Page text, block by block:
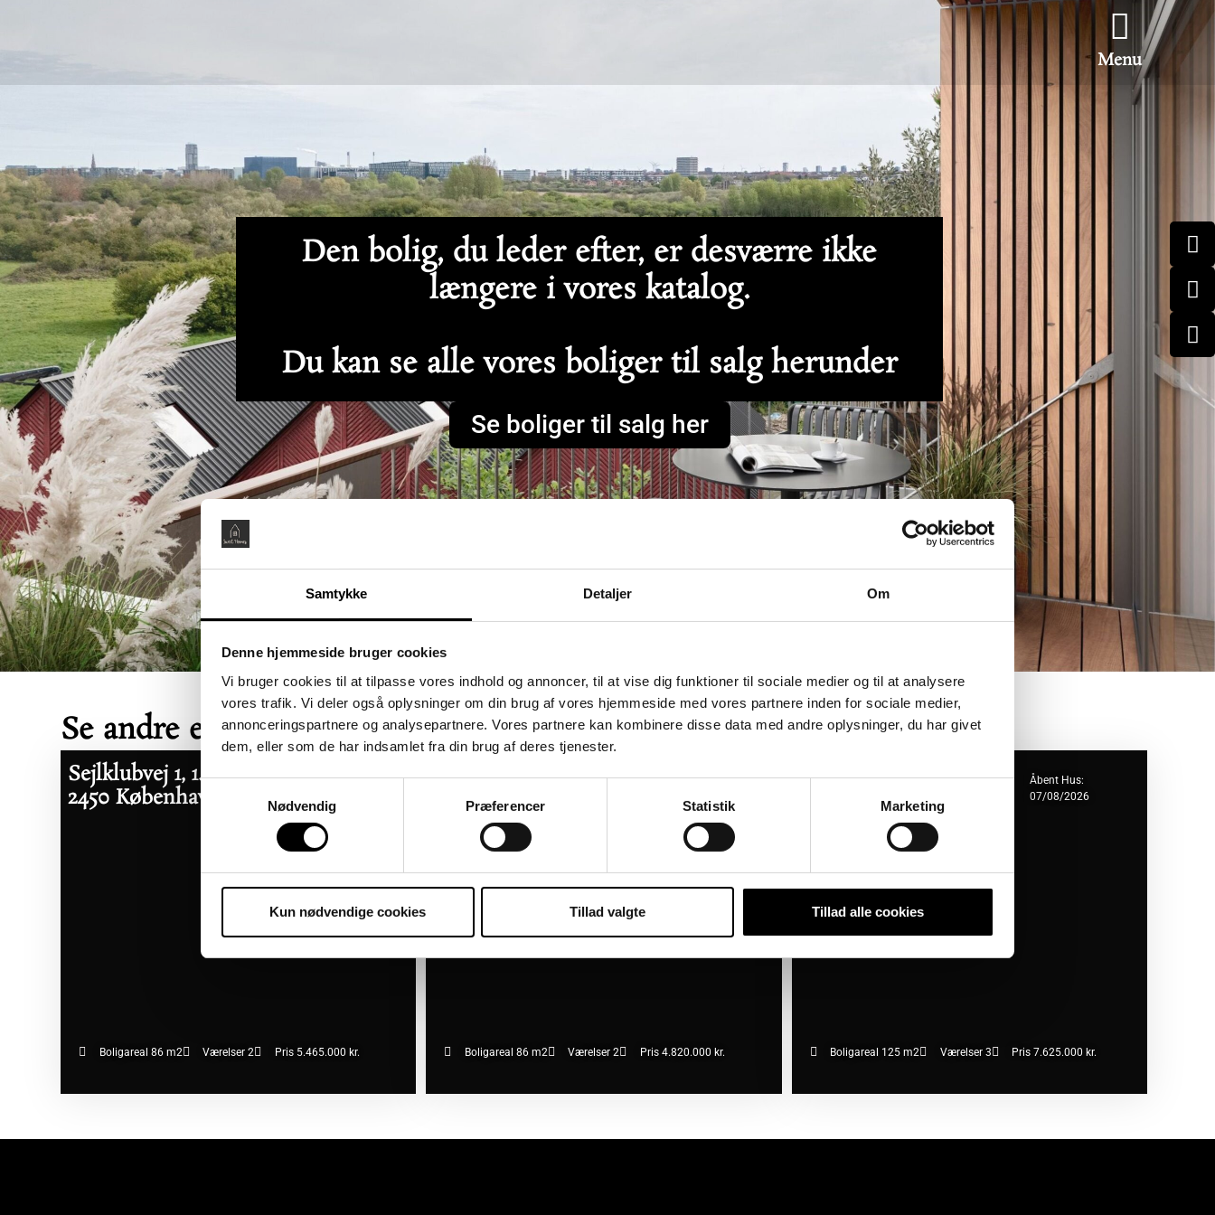
Samtykke Detaljer Om
Denne hjemmeside bruger cookies
Vi bruger cookies til at tilpasse vores indhold og annoncer, til at vise dig funktioner til sociale medier og til at analysere
vores trafik. Vi deler også oplysninger om din brug af vores hjemmeside med vores partnere inden for sociale medier,
annonceringspartnere og analysepartnere. Vores partnere kan kombinere disse data med andre oplysninger, du har givet
dem, eller som de har indsamlet fra din brug af deres tjenester.
Nødvendig
Præferencer Statistik Marketing
Kun nødvendige cookies Tillad valgte Tillad alle cookies
Menu
Den bolig, du leder efter, er desværre ikke
længere i vores katalog.
Du kan se alle vores boliger til salg herunder
Se boliger til salg her
Se andre ejerboliger her
Åbent Hus:
Sejlklubvej 1, 1. tv
2450 København SV
Boligareal 86 m2 Værelser 2 Pris 5.465.000 kr.
Åbent Hus:
Flyndervej 3, 1. tv
2450 København SV
Boligareal 86 m2 Værelser 2 Pris 4.820.000 kr.
Åbent Hus:
07/08/2026
Sejlklubvej 1B
2450 København SV
Boligareal 125 m2 Værelser 3 Pris 7.625.000 kr.